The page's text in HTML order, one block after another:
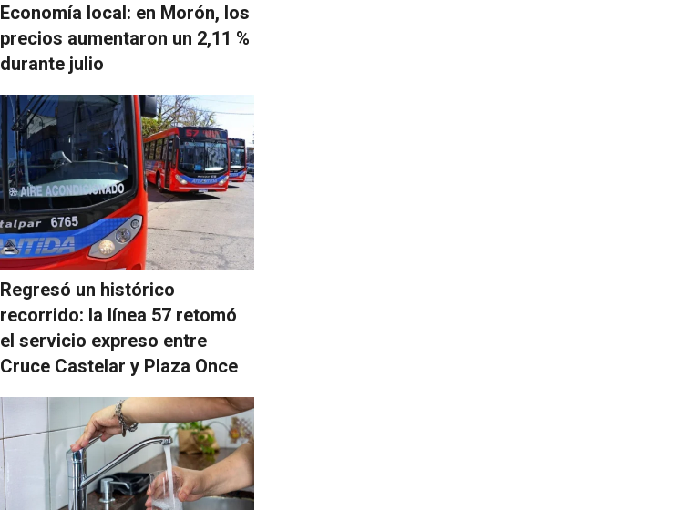
Economía local: en Morón, los
precios aumentaron un 2,11 %
durante julio
Regresó un histórico
recorrido: la línea 57 retomó
el servicio expreso entre
Cruce Castelar y Plaza Once